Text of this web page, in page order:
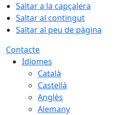
Saltar a la capçalera
Saltar al contingut
Saltar al peu de pàgina
Contacte
Idiomes
Català
Castellà
Anglès
Alemany